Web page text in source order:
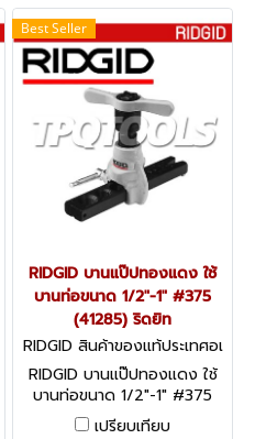
Best Seller
RIDGID บานแป๊ปทองแดง ใช้
บานท่อขนาด 1/2"-1" #375
(41285) ริดยิท
RIDGID สินค้าของแท้ประเทศอเ
มริกา 41285
RIDGID บานแป๊ปทองแดง ใช้
บานท่อขนาด 1/2"-1" #375
(41285) ริดยิท
เปรียบเทียบ